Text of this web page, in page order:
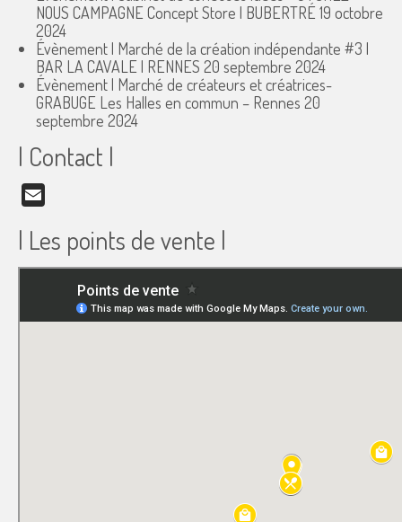
NOUS CAMPAGNE Concept Store | BUBERTRÉ 19 octobre
2024
Évènement | Marché de la création indépendante #3 |
BAR LA CAVALE | RENNES 20 septembre 2024
Évènement | Marché de créateurs et créatrices-
GRABUGE Les Halles en commun – Rennes 20
septembre 2024
| Contact |
| Les points de vente |